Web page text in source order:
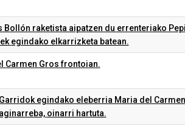
Bollón raketista aipatzen du errenteriako
egindako elkarrizketa batean.
Carmen Gros frontoian.
egindako eleberria Maria del
oinarri hartuta.